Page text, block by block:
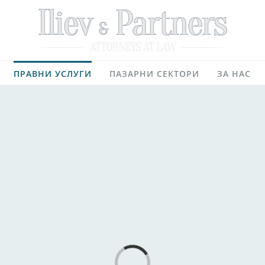
ПРАВНИ УСЛУГИ ПАЗАРНИ СЕКТОРИ ЗА НАС
Loading...